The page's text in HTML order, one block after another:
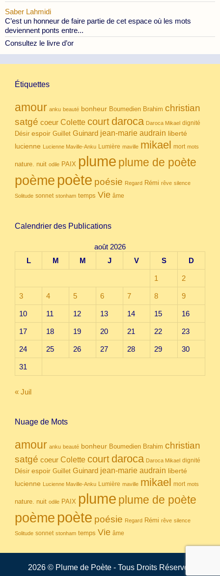
Saber Lahmidi
C’est un honneur de faire partie de cet espace où les mots
deviennent ponts entre...
Consultez le livre d’or
Étiquettes
amour anku beauté bonheur Boumedien Brahim christian
satgé coeur Colette court daroca Daroca Mikael dignité
Désir espoir Guillet Guinard jean-marie audrain liberté
lucienne Lucienne Maville-Anku Lumière maville mikael mort mots
nature. nuit odile PAIX plume plume de poète
poème poète poésie Regard Rémi rêve silence
Solitude sonnet stonham temps Vie âme
Calendrier des Publications
août 2026
L
M M J V S D
1 2
3 4 5 6 7 8 9
10 11 12 13 14 15 16
17 18 19 20 21 22 23
24 25 26 27 28 29 30
31
« Juil
Nuage de Mots
amour anku beauté bonheur Boumedien Brahim christian
satgé coeur Colette court daroca Daroca Mikael dignité
Désir espoir Guillet Guinard jean-marie audrain liberté
lucienne Lucienne Maville-Anku Lumière maville mikael mort mots
nature. nuit odile PAIX plume plume de poète
poème poète poésie Regard Rémi rêve silence
Solitude sonnet stonham temps Vie âme
2026 © Plume de Poète - Tous Droits Réservés